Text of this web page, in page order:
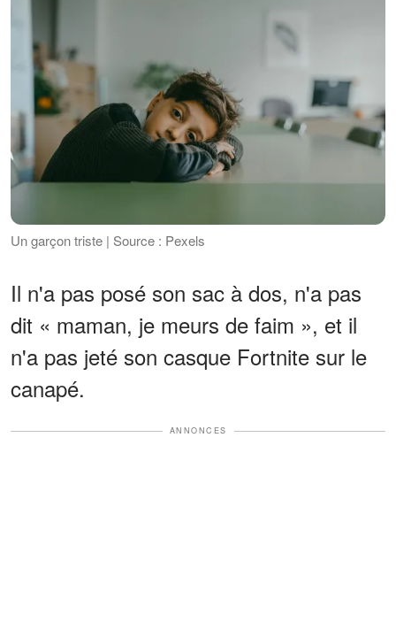
Un garçon triste | Source : Pexels
Il n'a pas posé son sac à dos, n'a pas
dit « maman, je meurs de faim », et il
n'a pas jeté son casque Fortnite sur le
canapé.
ANNONCES